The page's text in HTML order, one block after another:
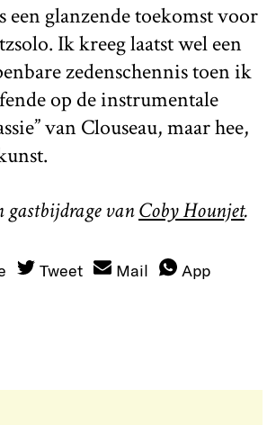
een glanzende toekomst voor
Ik kreeg laatst wel een
zedenschennis toen ik
op de instrumentale
van Clouseau, maar hee,
gastbijdrage vanCoby Hounjet.
Tweet Mail App